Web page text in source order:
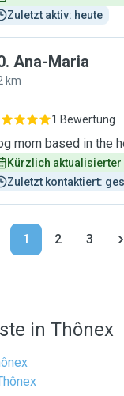
Zuletzt aktiv: heute
. Ana-Maria
km
1 Bewertung
mom based in the
Kürzlich aktualisierter
Zuletzt kontaktiert:
1 2 3
in Thônex